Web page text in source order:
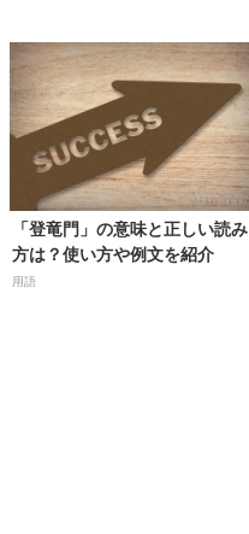
「登竜門」の意味と正しい読み
方は？使い方や例文を紹介
用語